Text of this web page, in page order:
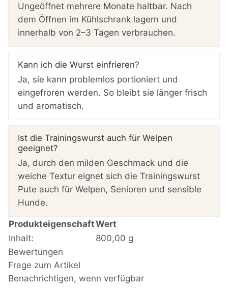
Ungeöffnet mehrere Monate haltbar. Nach
dem Öffnen im Kühlschrank lagern und
innerhalb von 2–3 Tagen verbrauchen.
Kann ich die Wurst einfrieren?
Ja, sie kann problemlos portioniert und
eingefroren werden. So bleibt sie länger frisch
und aromatisch.
Ist die Trainingswurst auch für Welpen
geeignet?
Ja, durch den milden Geschmack und die
weiche Textur eignet sich die Trainingswurst
Pute auch für Welpen, Senioren und sensible
Hunde.
ProdukteigenschaftWert
Inhalt:
800,00 g
Bewertungen
Frage zum Artikel
Benachrichtigen, wenn verfügbar